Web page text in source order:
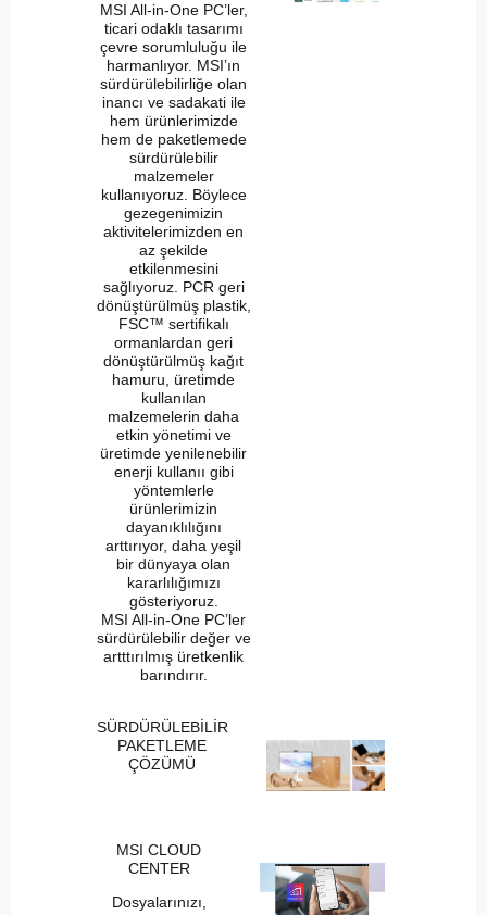
MSI All-in-One PC’ler,
ticari odaklı tasarımı
çevre sorumluluğu ile
harmanlıyor. MSI’ın
sürdürülebilirliğe olan
inancı ve sadakati ile
hem ürünlerimizde
hem de paketlemede
sürdürülebilir
malzemeler
kullanıyoruz. Böylece
gezegenimizin
aktivitelerimizden en
az şekilde
etkilenmesini
sağlıyoruz. PCR geri
dönüştürülmüş plastik,
FSC™ sertifikalı
ormanlardan geri
dönüştürülmüş kağıt
hamuru, üretimde
kullanılan
malzemelerin daha
etkin yönetimi ve
üretimde yenilenebilir
enerji kullanıı gibi
yöntemlerle
ürünlerimizin
dayanıklılığını
arttırıyor, daha yeşil
bir dünyaya olan
kararlılığımızı
gösteriyoruz.
MSI All-in-One PC’ler
sürdürülebilir değer ve
artttırılmış üretkenlik
barındırır.
SÜRDÜRÜLEBİLİR
PAKETLEME
ÇÖZÜMÜ
MSI CLOUD
CENTER
Dosyalarınızı,